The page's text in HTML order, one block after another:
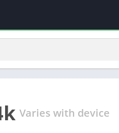
Varies with device